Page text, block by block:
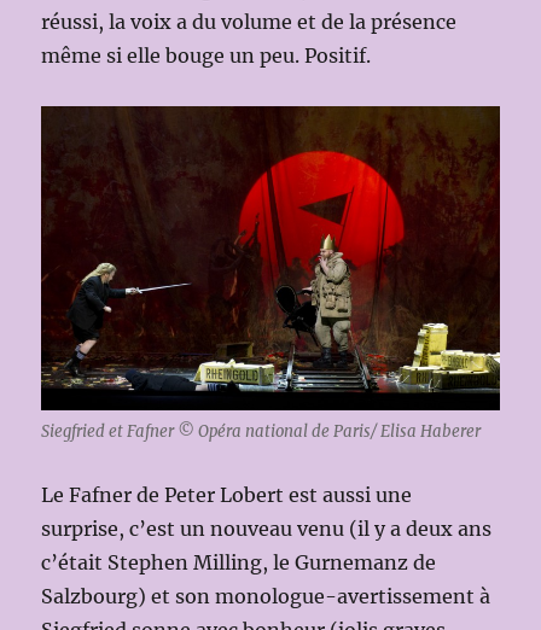
réussi, la voix a du volume et de la présence
même si elle bouge un peu. Positif.
Siegfried et Fafner © Opéra national de Paris/ Elisa Haberer
Le Fafner de Peter Lobert est aussi une
surprise, c’est un nouveau venu (il y a deux ans
c’était Stephen Milling, le Gurnemanz de
Salzbourg) et son monologue-avertissement à